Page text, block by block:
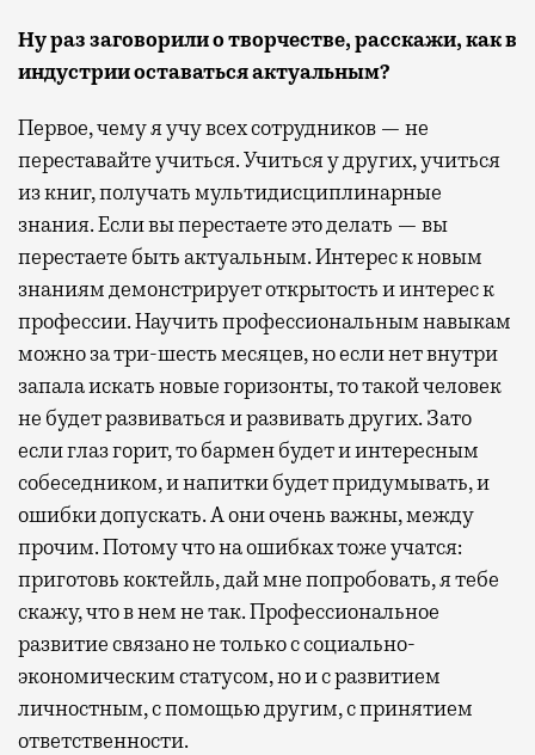
Ну раз заговорили о творчестве, расскажи, как в
индустрии оставаться актуальным?
Первое, чему я учу всех сотрудников — не
переставайте учиться. Учиться у других, учиться
из книг, получать мультидисциплинарные
знания. Если вы перестаете это делать — вы
перестаете быть актуальным. Интерес к новым
знаниям демонстрирует открытость и интерес к
профессии. Научить профессиональным навыкам
можно за три-шесть месяцев, но если нет внутри
запала искать новые горизонты, то такой человек
не будет развиваться и развивать других. Зато
если глаз горит, то бармен будет и интересным
собеседником, и напитки будет придумывать, и
ошибки допускать. А они очень важны, между
прочим. Потому что на ошибках тоже учатся:
приготовь коктейль, дай мне попробовать, я тебе
скажу, что в нем не так. Профессиональное
развитие связано не только с социально-
экономическим статусом, но и с развитием
личностным, с помощью другим, с принятием
ответственности.